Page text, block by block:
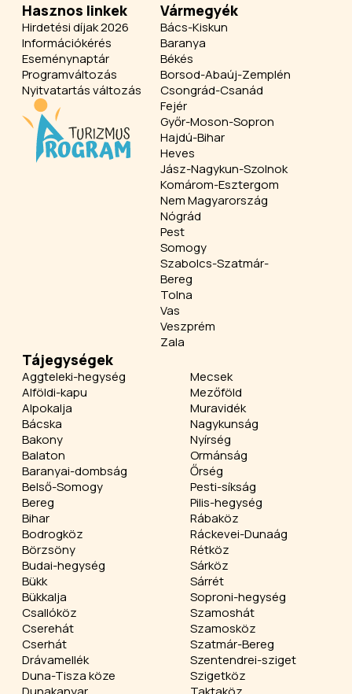
Hasznos linkek
Hirdetési díjak 2026
Információkérés
Eseménynaptár
Programváltozás
Nyitvatartás változás
Vármegyék
Bács-Kiskun
Baranya
Békés
Borsod-Abaúj-Zemplén
Csongrád-Csanád
Fejér
Győr-Moson-Sopron
Hajdú-Bihar
Heves
Jász-Nagykun-Szolnok
Komárom-Esztergom
Nem Magyarország
Nógrád
Pest
Somogy
Szabolcs-Szatmár-
Bereg
Tolna
Vas
Veszprém
Zala
Tájegységek
Aggteleki-hegység
Alföldi-kapu
Alpokalja
Bácska
Bakony
Balaton
Baranyai-dombság
Belső-Somogy
Bereg
Bihar
Bodrogköz
Börzsöny
Budai-hegység
Bükk
Bükkalja
Csallóköz
Cserehát
Cserhát
Drávamellék
Duna-Tisza köze
Mecsek
Mezőföld
Muravidék
Nagykunság
Nyírség
Ormánság
Őrség
Pesti-síkság
Pilis-hegység
Rábaköz
Ráckevei-Dunaág
Rétköz
Sárköz
Sárrét
Soproni-hegység
Szamoshát
Szamosköz
Szatmár-Bereg
Szentendrei-sziget
Szigetköz